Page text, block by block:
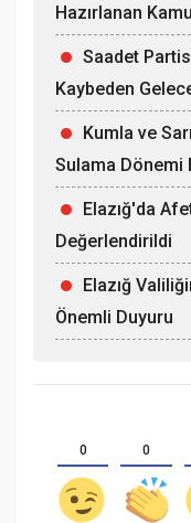
Hazırlanan
Saadet
Kaybeden
Kumla ve
Sulama Dönemi
Elazığ'da
Değerlendirildi
Elazığ
Önemli Duyuru
0 0